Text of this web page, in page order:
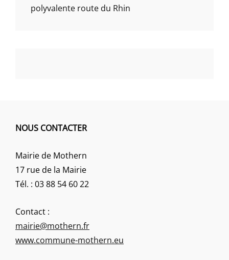
polyvalente route du Rhin
NOUS CONTACTER
Mairie de Mothern
17 rue de la Mairie
Tél. : 03 88 54 60 22
Contact :
mairie@mothern.fr
www.commune-mothern.eu